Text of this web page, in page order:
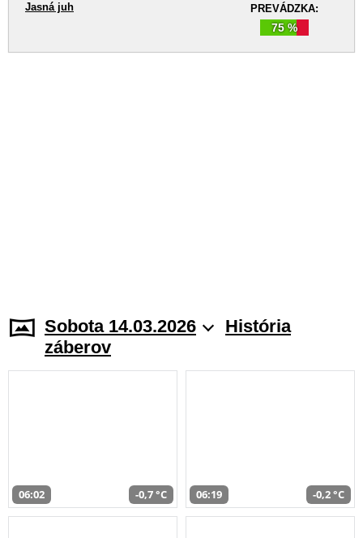
PREVÁDZKA:
75 %
Jasná juh
Sobota 14.03.2026
História
záberov
06:02 -0,7 °C 06:19 -0,2 °C